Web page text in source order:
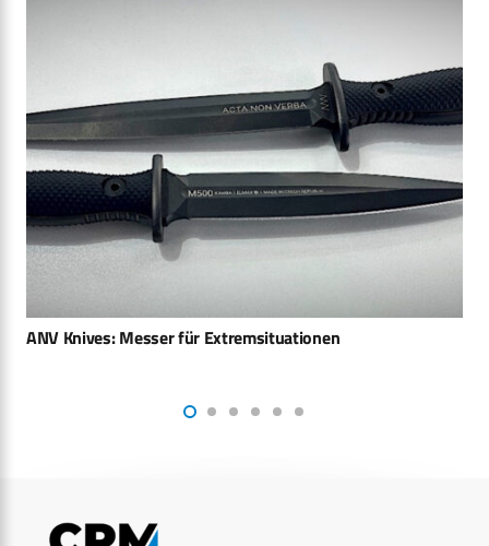
Micropol liefert Kommunikationssysteme für CV90